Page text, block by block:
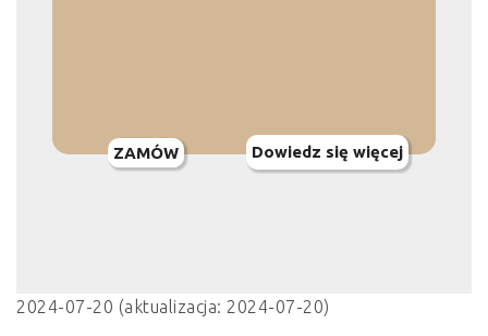
ZAMÓW Dowiedz się więcej
2024-07-20 (aktualizacja: 2024-07-20)